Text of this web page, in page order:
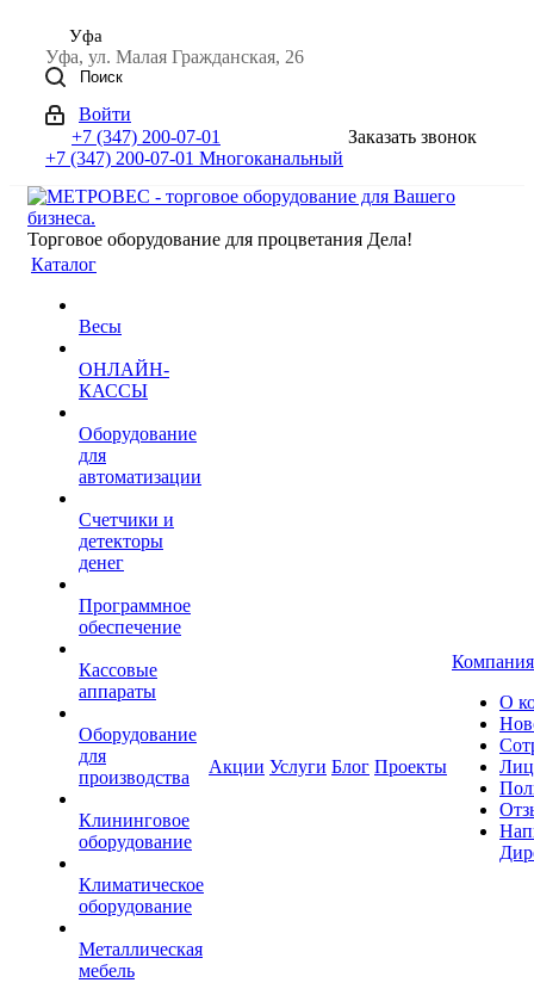
Уфа
Уфа, ул. Малая Гражданская, 26
Поиск
Войти
+7 (347) 200-07-01
+7 (347) 200-07-01 Многоканальный
Заказать звонок
Торговое оборудование для процветания Дела!
Каталог
Весы
ОНЛАЙН-
КАССЫ
Оборудование
для
автоматизации
Счетчики и
детекторы
денег
Программное
обеспечение
Кассовые
аппараты
Оборудование
для
производства
Клининговое
оборудование
Климатическое
оборудование
Металлическая
мебель
Акции Услуги Блог Проекты
Компания
О